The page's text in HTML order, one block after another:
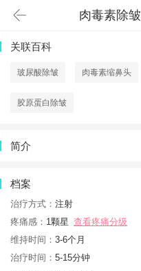
首页
肉毒素除皱
关联百科
玻尿酸除皱 肉毒素缩鼻头
胶原蛋白除皱
简介
档案
治疗方式： 注射
疼痛感： 1颗星 查看疼痛分级
维持时间： 3-6个月
治疗时间： 5-15分钟